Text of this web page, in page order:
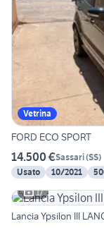
Vetrina
FORD ECO SPORT
14.500 €Sassari(SS)
Usato
10/2021
17
Lancia Ypsilon III